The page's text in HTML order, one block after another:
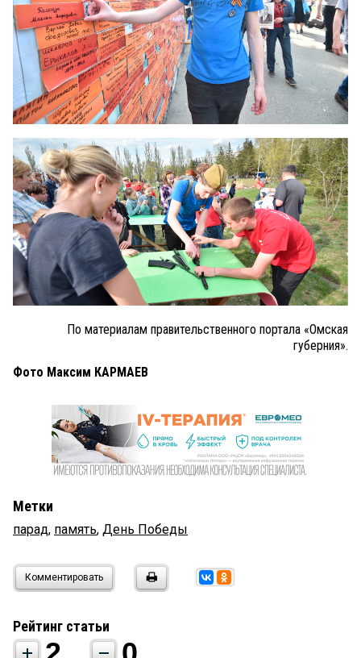
По материалам правительственного портала «Омская
губерния».
Фото Максим КАРМАЕВ
Метки
парад, память, День Победы
Комментировать
Рейтинг статьи